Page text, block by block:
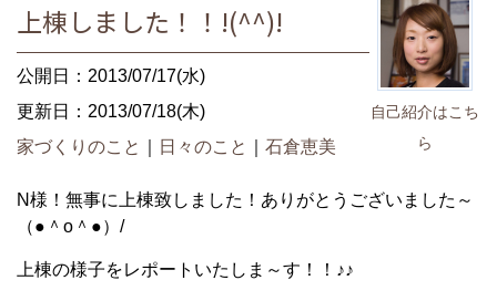
自己紹介はこち
ら
上棟しました！！!(^^)!
公開日：2013/07/17(水)
更新日：2013/07/18(木)
家づくりのこと
日々のこと 石倉恵美
N様！無事に上棟致しました！ありがとうございました～
（●＾o＾●）/
上棟の様子をレポートいたしま～す！！♪♪